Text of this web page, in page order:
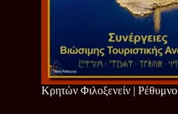
Κρητών Φιλοξενείν | Ρέθυμνο